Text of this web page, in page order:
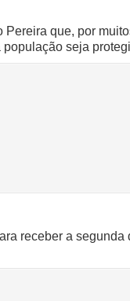
Pereira que, por
seja
receber a